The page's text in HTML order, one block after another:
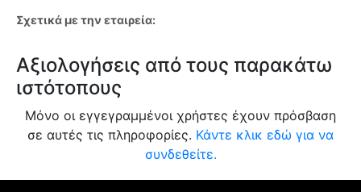
Σχετικά με την εταιρεία:
Αξιολογήσεις από τους παρακάτω
ιστότοπους
Μόνο οι εγγεγραμμένοι χρήστες έχουν πρόσβαση
σε αυτές τις πληροφορίες. Κάντε κλικ εδώ για να
συνδεθείτε.